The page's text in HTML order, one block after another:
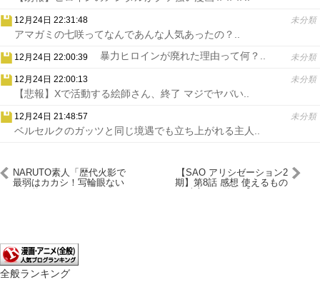
12月24日 22:31:48 未分類
アマガミの七咲ってなんであんな人気あったの？..
12月24日 22:00:39 未分類
暴力ヒロインが廃れた理由って何？..
12月24日 22:00:13 未分類
【悲報】Xで活動する絵師さん、終了 マジでヤバい..
12月24日 21:48:57 未分類
ベルセルクのガッツと同じ境遇でも立ち上がれる主人..
NARUTO素人「歴代火影で
最弱はカカシ！写輪眼ない
【SAO アリシゼーション2
期】第8話 感想 使えるもの
全般ランキング